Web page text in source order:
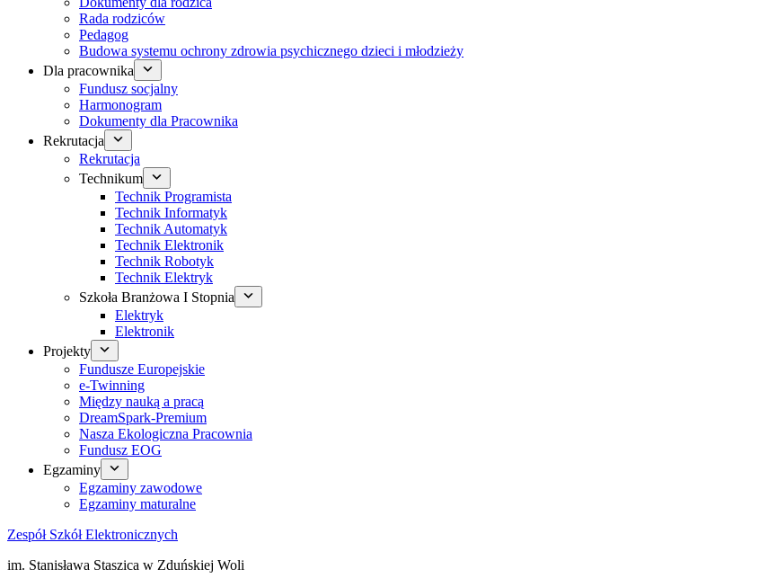
Rada rodziców
Pedagog
Budowa systemu ochrony zdrowia psychicznego dzieci i młodzieży
Dla pracownika
Fundusz socjalny
Harmonogram
Dokumenty dla Pracownika
Rekrutacja
Rekrutacja
Technikum
Technik Programista
Technik Informatyk
Technik Automatyk
Technik Elektronik
Technik Robotyk
Technik Elektryk
Szkoła Branżowa I Stopnia
Elektryk
Elektronik
Projekty
Fundusze Europejskie
e-Twinning
Między nauką a pracą
DreamSpark-Premium
Nasza Ekologiczna Pracownia
Fundusz EOG
Egzaminy
Egzaminy zawodowe
Egzaminy maturalne
Zespół Szkół Elektronicznych
im. Stanisława Staszica w Zduńskiej Woli